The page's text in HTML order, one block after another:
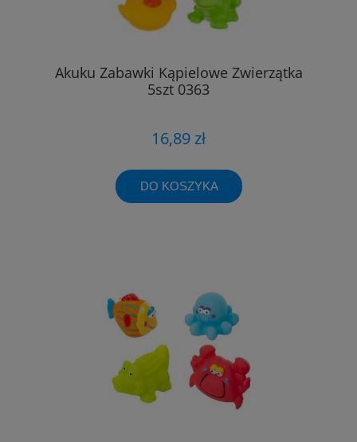
Akuku Zabawki Kąpielowe Zwierzątka
5szt 0363
16,89 zł
DO KOSZYKA